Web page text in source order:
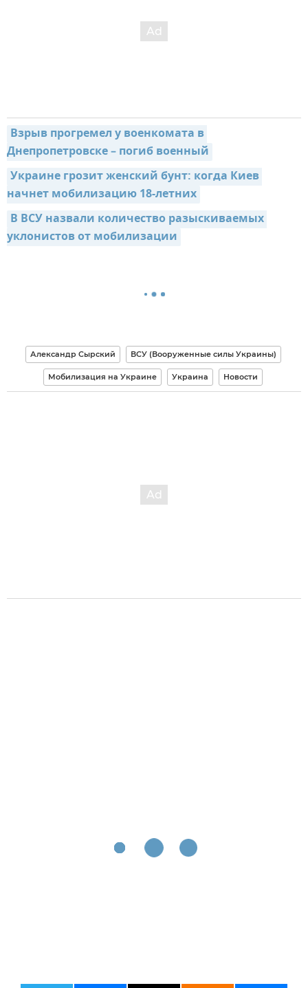
Взрыв прогремел у военкомата в
Днепропетровске – погиб военный
Украине грозит женский бунт: когда Киев
начнет мобилизацию 18-летних
В ВСУ назвали количество разыскиваемых
уклонистов от мобилизации
Александр Сырский ВСУ (Вооруженные силы Украины)
Мобилизация на Украине Украина Новости